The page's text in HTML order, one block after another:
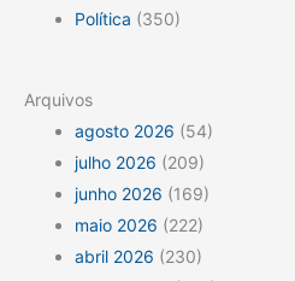
Política (350)
Arquivos
agosto 2026 (54)
julho 2026 (209)
junho 2026 (169)
maio 2026 (222)
abril 2026 (230)